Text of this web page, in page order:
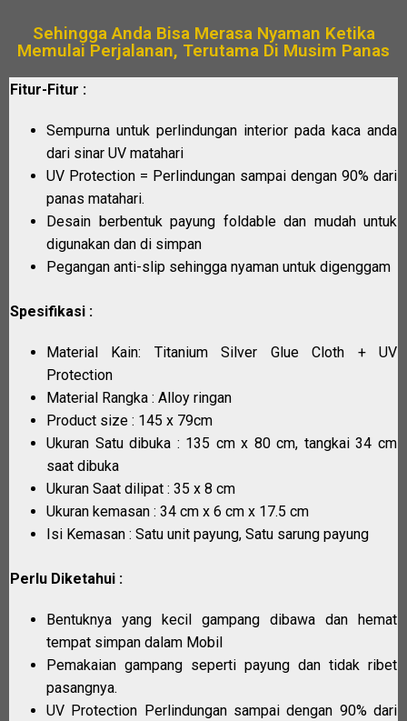
Sehingga Anda Bisa Merasa Nyaman Ketika
Memulai Perjalanan, Terutama Di Musim Panas
Fitur-Fitur :
Sempurna untuk perlindungan interior pada kaca anda
dari sinar UV matahari
UV Protection = Perlindungan sampai dengan 90% dari
panas matahari.
Desain berbentuk payung foldable dan mudah untuk
digunakan dan di simpan
Pegangan anti-slip sehingga nyaman untuk digenggam
Spesifikasi :
Material Kain: Titanium Silver Glue Cloth + UV
Protection
Material Rangka : Alloy ringan
Product size : 145 x 79cm
Ukuran Satu dibuka : 135 cm x 80 cm, tangkai 34 cm
saat dibuka
Ukuran Saat dilipat : 35 x 8 cm
Ukuran kemasan : 34 cm x 6 cm x 17.5 cm
Isi Kemasan : Satu unit payung, Satu sarung payung
Perlu Diketahui :
Bentuknya yang kecil gampang dibawa dan hemat
tempat simpan dalam Mobil
Pemakaian gampang seperti payung dan tidak ribet
pasangnya.
UV Protection Perlindungan sampai dengan 90% dari